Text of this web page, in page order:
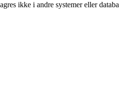
ikke i andre systemer eller